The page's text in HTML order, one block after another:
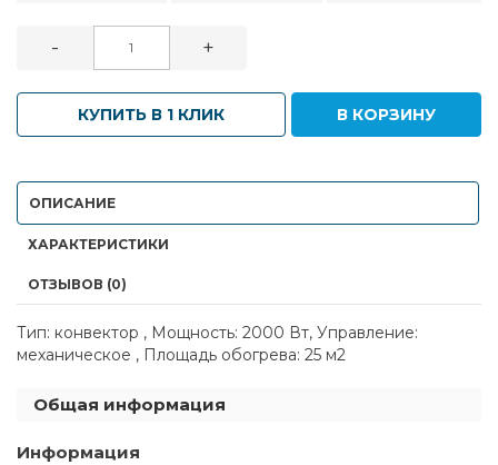
- +
КУПИТЬ В 1 КЛИК В КОРЗИНУ
ОПИСАНИЕ
ХАРАКТЕРИСТИКИ
ОТЗЫВОВ (0)
Тип: конвектор , Мощность: 2000 Вт, Управление:
механическое , Площадь обогрева: 25 м2
Общая информация
Информация